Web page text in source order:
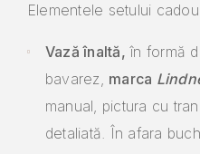
Elementele setului
Vază înaltă, în formă
bavarez, marca
manual, pictura cu
detaliată. În afara